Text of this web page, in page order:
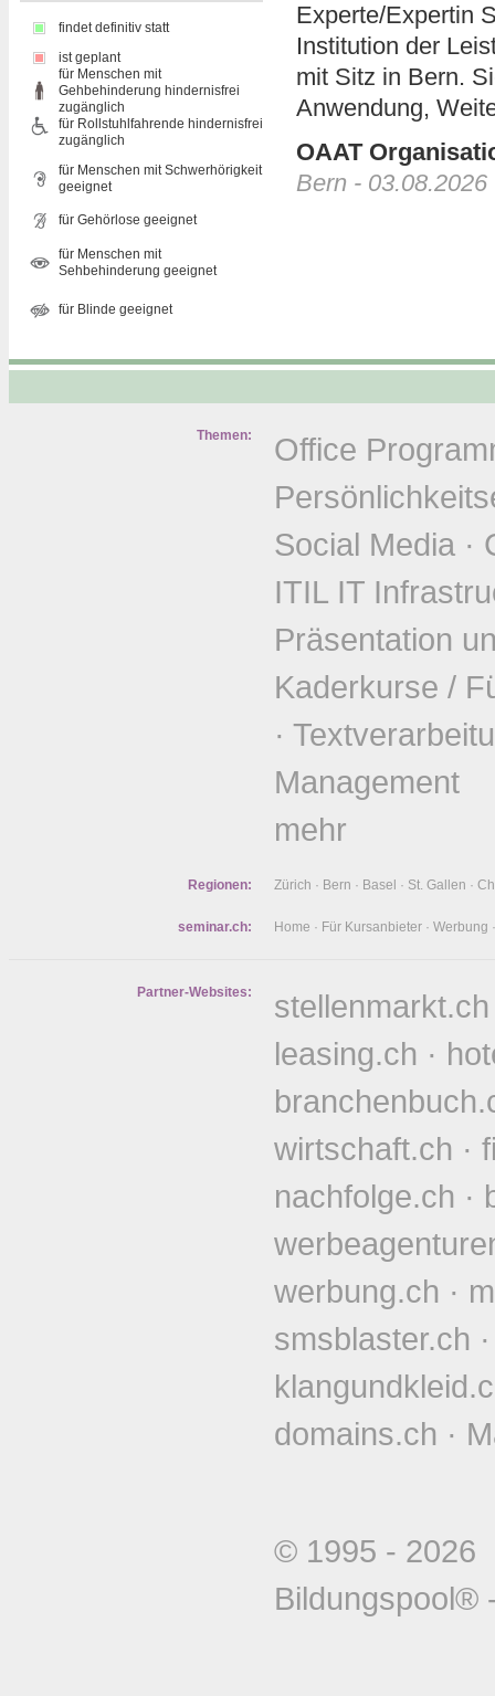
findet definitiv statt
ist geplant
für Menschen mit
Gehbehinderung hindernisfrei
zugänglich
für Rollstuhlfahrende hindernisfrei
zugänglich
für Menschen mit Schwerhörigkeit
geeignet
für Gehörlose geeignet
für Menschen mit
Sehbehinderung geeignet
für Blinde geeignet
Experte/Expertin
Institution der
mit Sitz in Bern.
Anwendung,
OAAT
Bern - 03.08.2026
Themen:
Office
Social Media ·
ITIL IT
Präsentation
Kaderkurse /
·
Management
mehr
Regionen: Zürich · Bern · Basel · St. Gallen ·
seminar.ch: Home · Für Kursanbieter · Werbung
Partner-Websites: stellenmarkt.ch
leasing.ch ·
wirtschaft.ch ·
nachfolge.ch ·
werbung.ch ·
smsblaster.ch
domains.ch ·
© 1995 -
Bildungspool®